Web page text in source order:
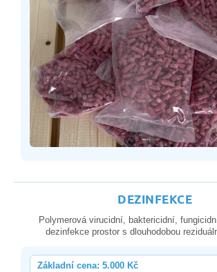
DEZINFEKCE
Polymerová virucidní, baktericidní,
dezinfekce prostor s dlouhodobou
Základní cena: 5.000 Kč